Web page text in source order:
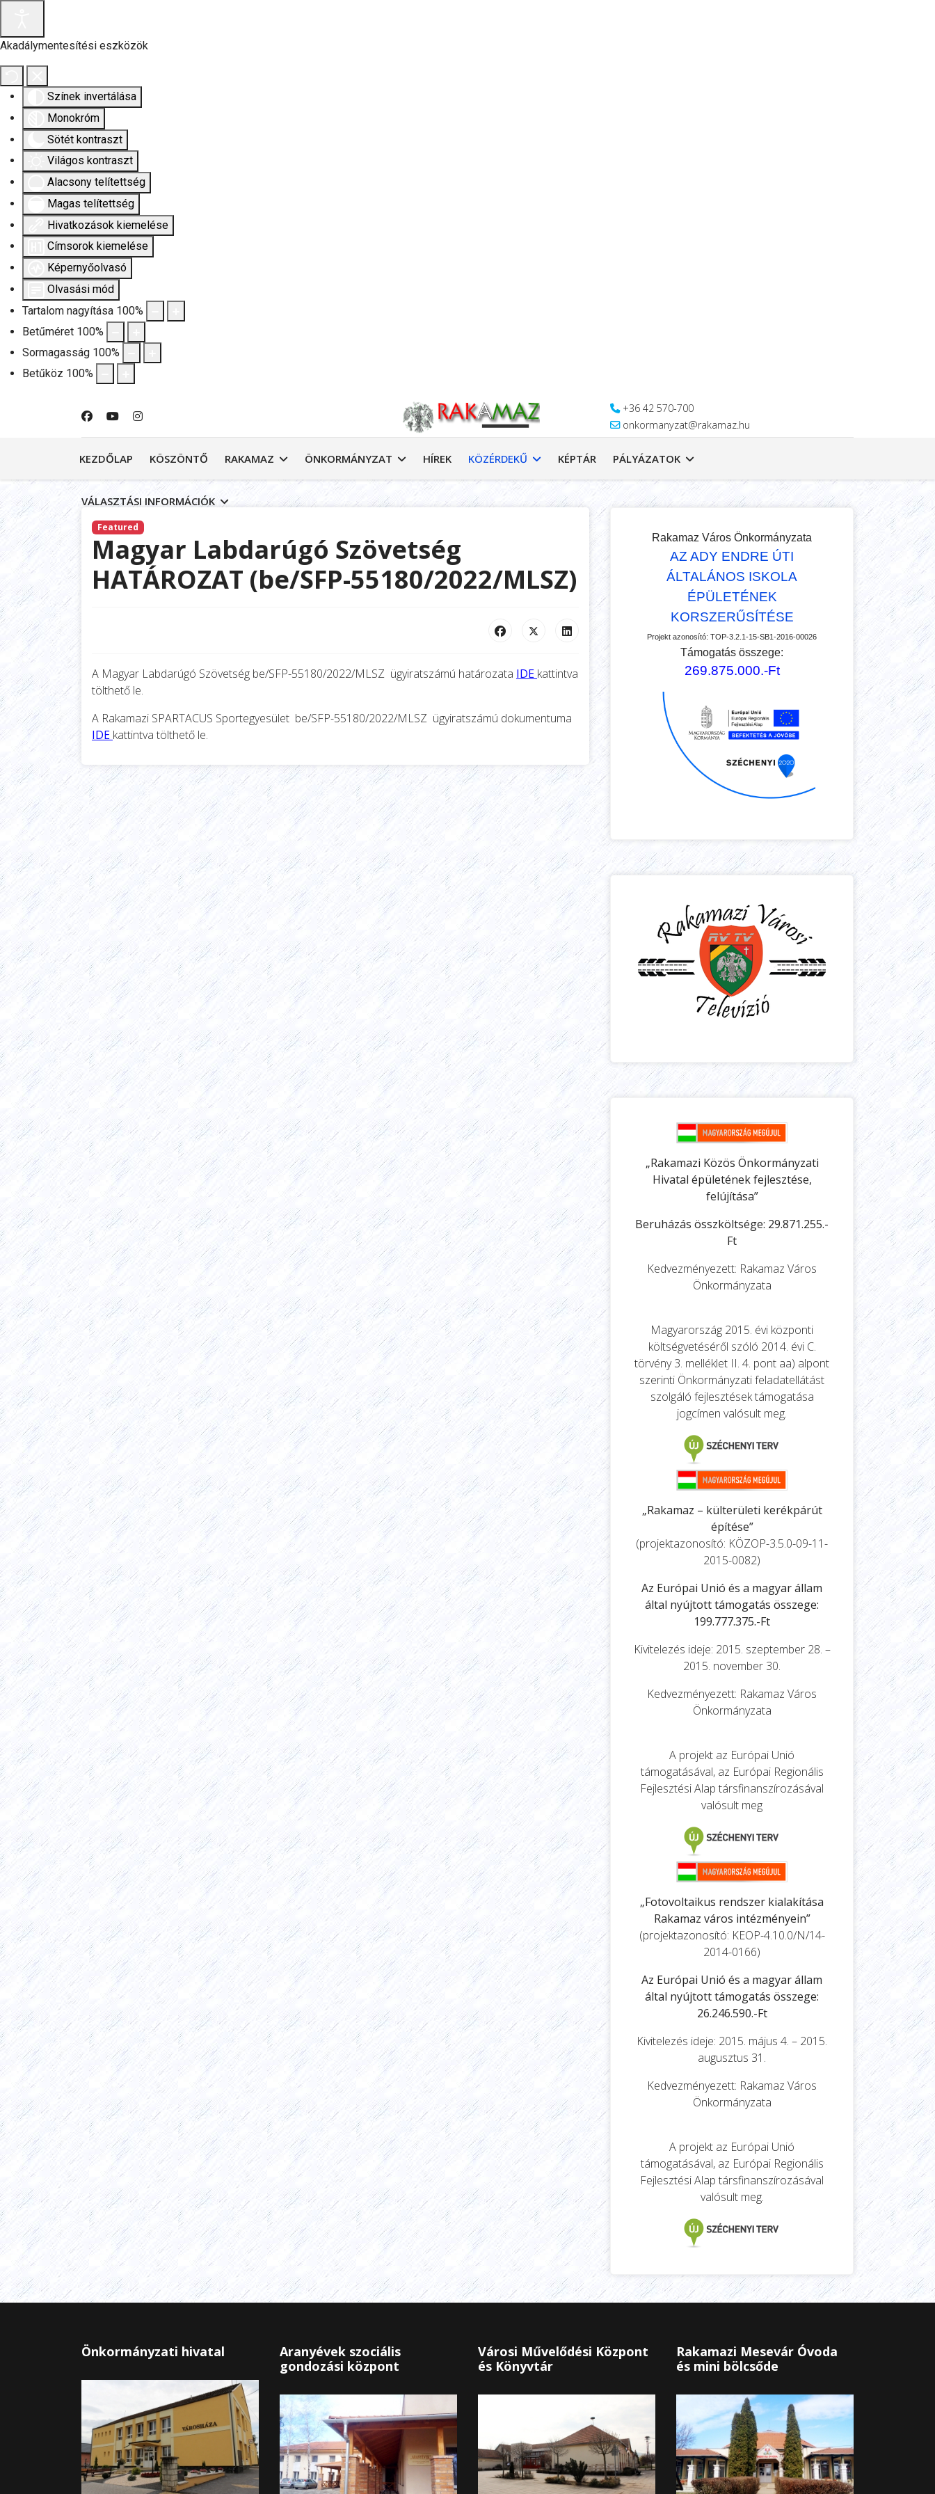
Akadálymentesítési eszközök
Színek invertálása
Monokróm
Sötét kontraszt
Világos kontraszt
Alacsony telítettség
Magas telítettség
Hivatkozások kiemelése
Címsorok kiemelése
Képernyőolvasó
Olvasási mód
Tartalom nagyítása 100%
Betűméret 100%
Sormagasság 100%
Betűköz 100%
+36 42 570-700
onkormanyzat@rakamaz.hu
KEZDŐLAP KÖSZÖNTŐ RAKAMAZ ÖNKORMÁNYZAT HÍREK KÖZÉRDEKŰ KÉPTÁR PÁLYÁZATOK
VÁLASZTÁSI INFORMÁCIÓK
Featured
Magyar Labdarúgó Szövetség
HATÁROZAT (be/SFP-55180/2022/MLSZ)
A Magyar Labdarúgó Szövetség be/SFP-55180/2022/MLSZ ügyiratszámú határozata IDE kattintva
tölthető le.
A Rakamazi SPARTACUS Sportegyesület be/SFP-55180/2022/MLSZ ügyiratszámú dokumentuma
IDE kattintva tölthető le.
Rakamaz Város Önkormányzata
AZ ADY ENDRE ÚTI
ÁLTALÁNOS ISKOLA
ÉPÜLETÉNEK
KORSZERŰSÍTÉSE
Projekt azonosító: TOP-3.2.1-15-SB1-2016-00026
Támogatás összege:
269.875.000.-Ft
„Rakamazi Közös Önkormányzati
Hivatal épületének fejlesztése,
felújítása”
Beruházás összköltsége: 29.871.255.-
Ft
Kedvezményezett: Rakamaz Város
Önkormányzata
Magyarország 2015. évi központi
költségvetéséről szóló 2014. évi C.
törvény 3. melléklet II. 4. pont aa) alpont
szerinti Önkormányzati feladatellátást
szolgáló fejlesztések támogatása
jogcímen valósult meg.
„Rakamaz – külterületi kerékpárút
építése”
(projektazonosító: KÖZOP-3.5.0-09-11-
2015-0082)
Az Európai Unió és a magyar állam
által nyújtott támogatás összege:
199.777.375.-Ft
Kivitelezés ideje: 2015. szeptember 28. –
2015. november 30.
Kedvezményezett: Rakamaz Város
Önkormányzata
A projekt az Európai Unió
támogatásával, az Európai Regionális
Fejlesztési Alap társfinanszírozásával
valósult meg
„Fotovoltaikus rendszer kialakítása
Rakamaz város intézményein”
(projektazonosító: KEOP-4.10.0/N/14-
2014-0166)
Az Európai Unió és a magyar állam
által nyújtott támogatás összege:
26.246.590.-Ft
Kivitelezés ideje: 2015. május 4. – 2015.
augusztus 31.
Kedvezményezett: Rakamaz Város
Önkormányzata
A projekt az Európai Unió
támogatásával, az Európai Regionális
Fejlesztési Alap társfinanszírozásával
valósult meg.
Önkormányzati hivatal
Aranyévek szociális
gondozási központ
Városi Művelődési Központ
és Könyvtár
Rakamazi Mesevár Óvoda
és mini bölcsőde